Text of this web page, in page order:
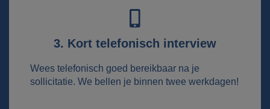
3. Kort telefonisch interview
Wees telefonisch goed bereikbaar na je
sollicitatie. We bellen je binnen twee werkdagen!